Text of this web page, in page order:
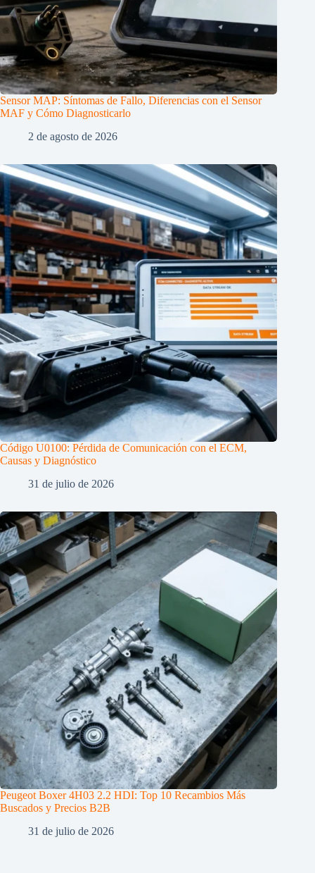
Sensor MAP: Síntomas de Fallo, Diferencias con el Sensor
MAF y Cómo Diagnosticarlo
2 de agosto de 2026
Código U0100: Pérdida de Comunicación con el ECM,
Causas y Diagnóstico
31 de julio de 2026
Peugeot Boxer 4H03 2.2 HDI: Top 10 Recambios Más
Buscados y Precios B2B
31 de julio de 2026